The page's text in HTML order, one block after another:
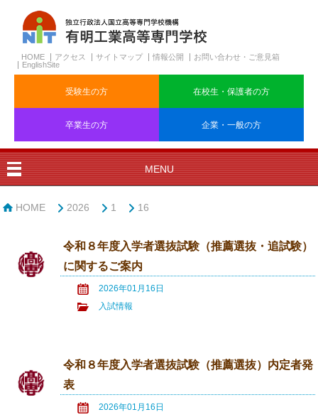
HOME アクセス サイトマップ 情報公開
お問い合わせ・ご意見箱
EnglishSite
受験生の方 在校生・保護者の方
卒業生の方 企業・一般の方
MENU
HOME 2026 1 16
令和８年度入学者選抜試験（推薦選抜・追試験）
に関するご案内
2026年01月16日
入試情報
令和８年度入学者選抜試験（推薦選抜）内定者発
表
2026年01月16日